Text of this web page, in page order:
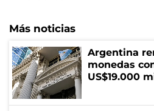
Más noticias
Argentina
monedas
US$19.000